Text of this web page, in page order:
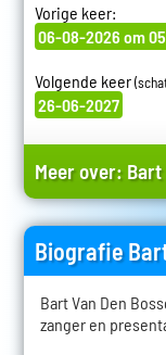
Vorige keer:
06-08-2026 om
Volgende keer
26-06-2027
Meer over: Bart
Biografie
Bart Van Den
zanger en